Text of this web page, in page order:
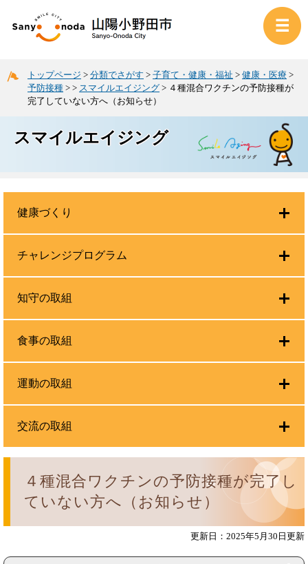
トップページ > 分類でさがす > 子育て・健康・福祉 > 健康・医療 >
予防接種 > > スマイルエイジング > ４種混合ワクチンの予防接種が
完了していない方へ（お知らせ）
スマイルエイジング
４種混合ワクチンの予防接種が完了し
ていない方へ（お知らせ）
更新日：2025年5月30日更新
健康づくり
チャレンジプログラム
知守の取組
食事の取組
運動の取組
交流の取組